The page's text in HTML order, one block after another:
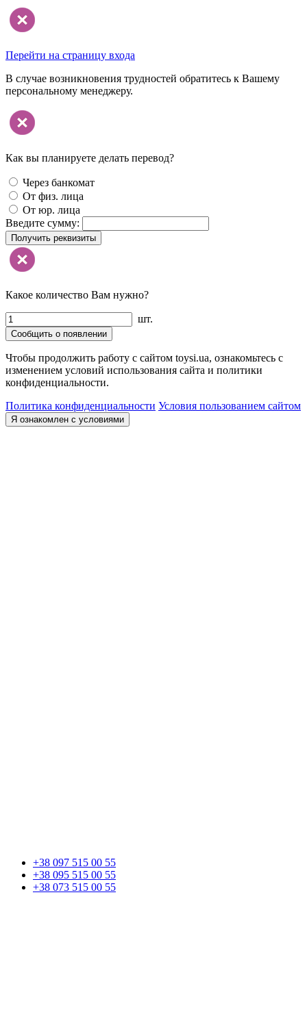
Перейти на страницу входа
В случае возникновения трудностей обратитесь к Вашему
персональному менеджеру.
Как вы планируете делать перевод?
Через банкомат
От физ. лица
От юр. лица
Введите сумму:
Получить реквизиты
Какое количество Вам нужно?
шт.
Сообщить о появлении
Чтобы продолжить работу с сайтом toysi.ua, ознакомьтесь с
изменением условий использования сайта и политики
конфиденциальности.
Политика конфиденциальности Условия пользованием сайтом
Я ознакомлен с условиями
+38 097 515 00 55
+38 095 515 00 55
+38 073 515 00 55